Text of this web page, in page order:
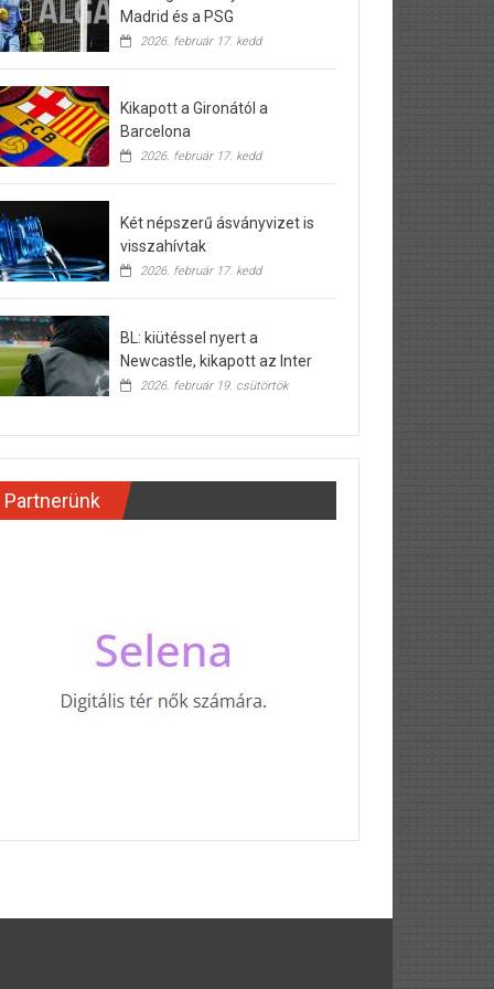
Madrid és a PSG
2026. február 17. kedd
Kikapott a Gironától a
Barcelona
2026. február 17. kedd
Két népszerű ásványvizet is
visszahívtak
2026. február 17. kedd
BL: kiütéssel nyert a
Newcastle, kikapott az Inter
2026. február 19. csütörtök
Partnerünk